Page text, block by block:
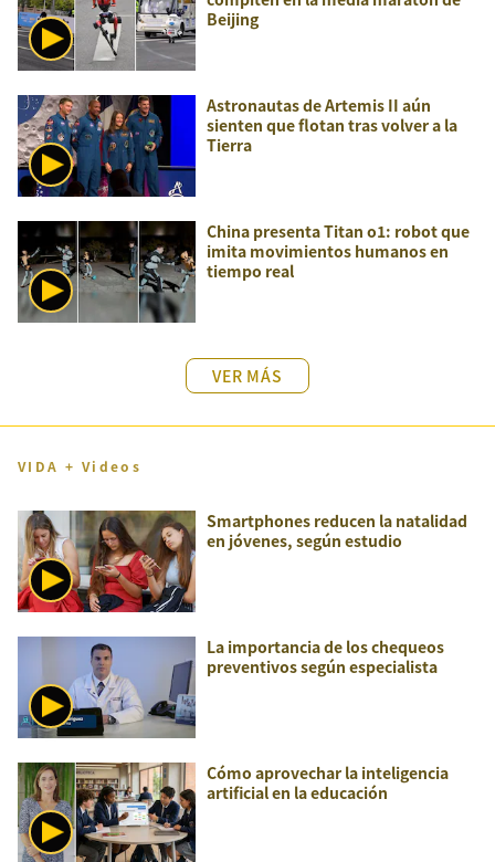
Beijing
Astronautas de Artemis II aún
sienten que flotan tras volver a la
Tierra
China presenta Titan o1: robot que
imita movimientos humanos en
tiempo real
VER MÁS
VIDA + Videos
Smartphones reducen la natalidad
en jóvenes, según estudio
La importancia de los chequeos
preventivos según especialista
Cómo aprovechar la inteligencia
artificial en la educación